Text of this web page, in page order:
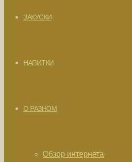
ЗАКУСКИ
НАПИТКИ
О РАЗНОМ
Обзор интернета